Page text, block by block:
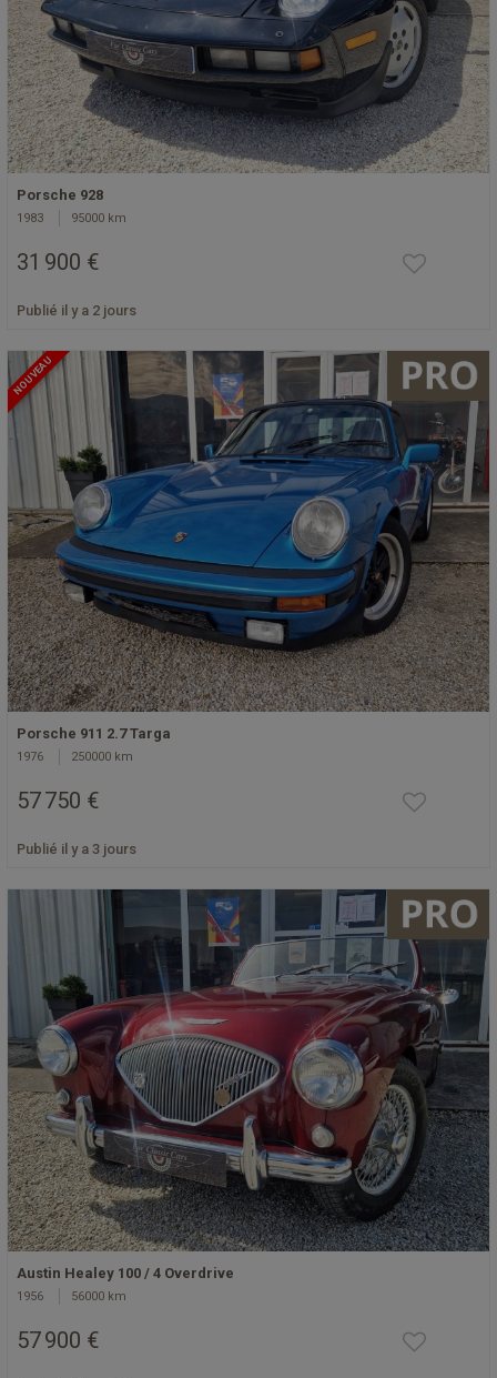
Porsche 928
1983 95000 km
31 900 €
Publié il y a 2 jours
NOUVEAU
Porsche 911 2.7 Targa
1976 250000 km
57 750 €
Publié il y a 3 jours
Austin Healey 100 / 4 Overdrive
1956 56000 km
57 900 €